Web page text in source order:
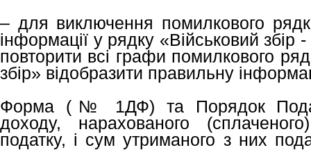
– для виключення помилкового
інформації у рядку «Військовий збір
повторити всі графи помилкового
збір» відобразити правильну
Форма (№ 1ДФ) та Порядок
доходу, нарахованого
податку, і сум утриманого з них